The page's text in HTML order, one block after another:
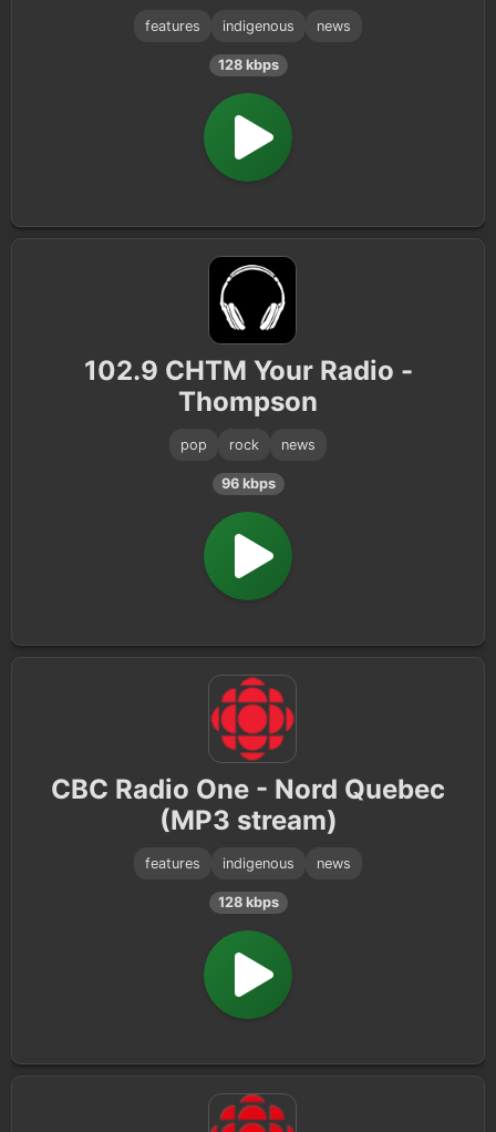
features indigenous news
128 kbps
102.9 CHTM Your Radio -
Thompson
pop rock news
96 kbps
CBC Radio One - Nord Quebec
(MP3 stream)
features indigenous news
128 kbps